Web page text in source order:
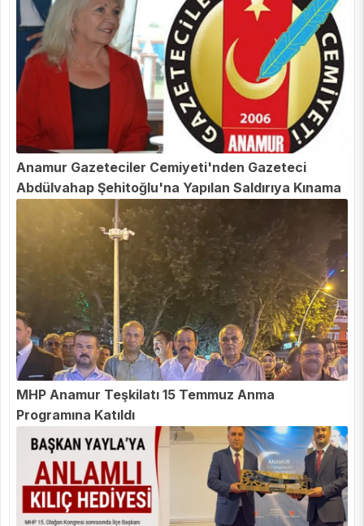
Anamur Gazeteciler Cemiyeti'nden Gazeteci
Abdülvahap Şehitoğlu'na Yapılan Saldırıya Kınama
MHP Anamur Teşkilatı 15 Temmuz Anma
Programına Katıldı